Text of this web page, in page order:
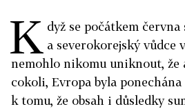
K dyž se počátkem
a severokorejský vůdce
nemohlo nikomu uniknout, že
cokoli, Evropa byla
k tomu, že obsah i důsledky